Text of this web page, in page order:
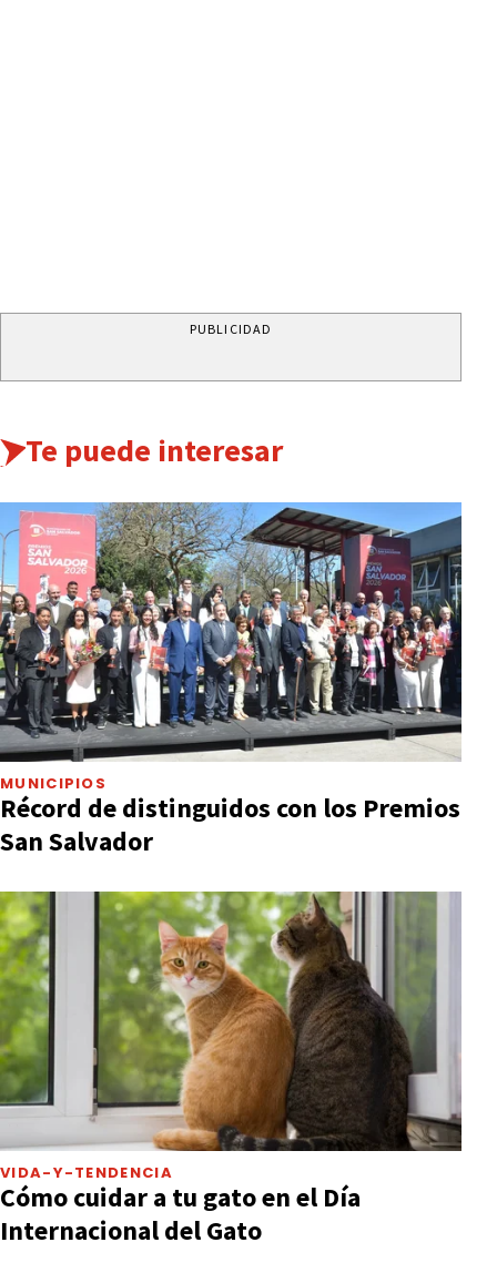
PUBLICIDAD
Te puede interesar
MUNICIPIOS
Récord de distinguidos con los Premios
San Salvador
VIDA-Y-TENDENCIA
Cómo cuidar a tu gato en el Día
Internacional del Gato